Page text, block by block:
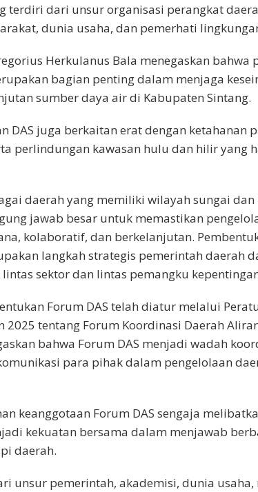
terdiri dari unsur organisasi perangkat
dunia usaha, dan pemerhati
Herkulanus Bala menegaskan bahwa
bagian penting dalam menjaga
sumber daya air di Kabupaten Sintang.
DAS juga berkaitan erat dengan ketahanan
perlindungan kawasan hulu dan hilir yang
daerah yang memiliki wilayah sungai
jawab besar untuk memastikan
kolaboratif, dan berkelanjutan.
langkah strategis pemerintah daerah
sektor dan lintas pemangku
Forum DAS telah diatur melalui
2025 tentang Forum Koordinasi Daerah
bahwa Forum DAS menjadi wadah
para pihak dalam pengelolaan
keanggotaan Forum DAS sengaja
kekuatan bersama dalam menjawab
daerah.
unsur pemerintah, akademisi, dunia